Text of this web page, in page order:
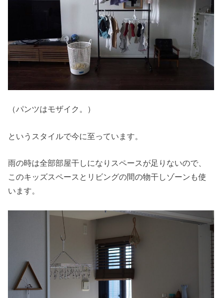
（パンツはモザイク。）
というスタイルで今に至っています。
雨の時は全部部屋干しになりスペースが足りないので、
このキッズスペースとリビングの間の物干しゾーンも使
います。